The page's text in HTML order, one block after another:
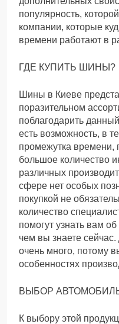
популярность,
компании, которые
времени работают в
ГДЕ КУПИТЬ ШИНЫ?
Шины в Киеве
поразительном
поблагодарить
есть возможность, в
промежутка времени,
большое количество
различных
сфере нет особых
покупкой не
количество
помогут узнать вам
чем вы знаете
очень много, потому
особенностях
ВЫБОР
К выбору этой